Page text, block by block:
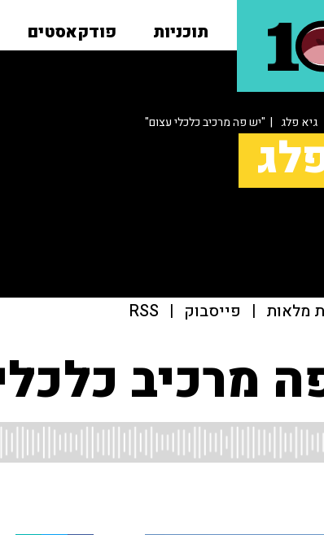
תוכניות פודקאסטים
גיא פלג | "יש פה מרכיב כלכלי עצום"
מלאות | פייסבוק |
RSS
מרכיב